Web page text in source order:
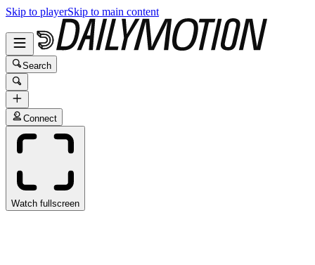
Skip to playerSkip to main content
Search
Connect
Watch fullscreen